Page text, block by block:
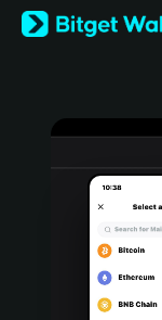
English
日本語
Türkçe
Português (Portugal)